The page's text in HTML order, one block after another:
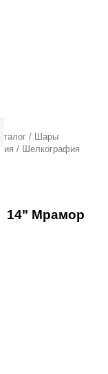
/
Шары
/
Шелкография
14" Мрамор